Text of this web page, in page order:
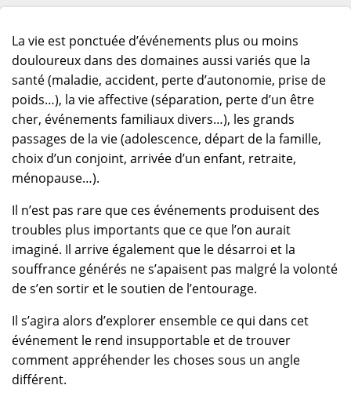
La vie est ponctuée d’événements plus ou moins
douloureux dans des domaines aussi variés que la
santé (maladie, accident, perte d’autonomie, prise de
poids…), la vie affective (séparation, perte d’un être
cher, événements familiaux divers…), les grands
passages de la vie (adolescence, départ de la famille,
choix d’un conjoint, arrivée d’un enfant, retraite,
ménopause…).
Il n’est pas rare que ces événements produisent des
troubles plus importants que ce que l’on aurait
imaginé. Il arrive également que le désarroi et la
souffrance générés ne s’apaisent pas malgré la volonté
de s’en sortir et le soutien de l’entourage.
Il s’agira alors d’explorer ensemble ce qui dans cet
événement le rend insupportable et de trouver
comment appréhender les choses sous un angle
différent.